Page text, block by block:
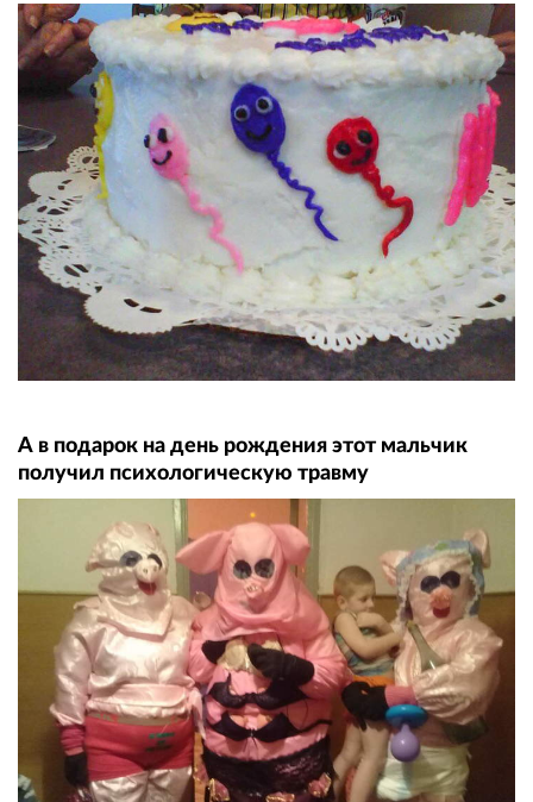
А в подарок на день рождения этот мальчик
получил психологическую травму